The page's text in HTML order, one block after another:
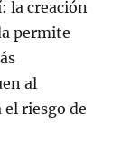
la creación
permite
al
riesgo de